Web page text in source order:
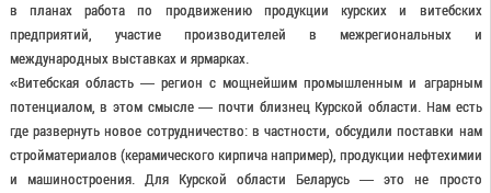
в планах работа по продвижению продукции курских и витебских
предприятий, участие производителей в межрегиональных и
международных выставках и ярмарках.
«Витебская область — регион с мощнейшим промышленным и аграрным
потенциалом, в этом смысле — почти близнец Курской области. Нам есть
где развернуть новое сотрудничество: в частности, обсудили поставки нам
стройматериалов (керамического кирпича например), продукции нефтехимии
и машиностроения. Для Курской области Беларусь — это не просто